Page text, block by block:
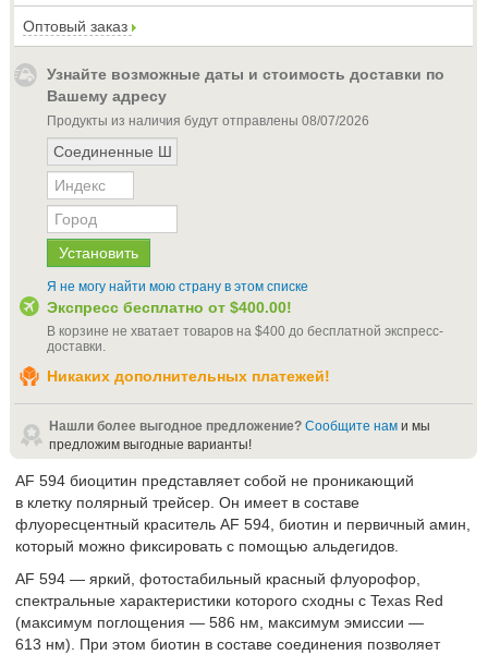
Оптовый заказ
Узнайте возможные даты и стоимость доставки по
Вашему адресу
Продукты из наличия будут отправлены 08/07/2026
Я не могу найти мою страну в этом списке
Экспресс бесплатно от $400.00!
В корзине не хватает товаров на $400 до бесплатной экспресс-
доставки.
Никаких дополнительных платежей!
Нашли более выгодное предложение? Сообщите нам и мы
предложим выгодные варианты!
AF 594 биоцитин представляет собой не проникающий
в клетку полярный трейсер. Он имеет в составе
флуоресцентный краситель AF 594, биотин и первичный амин,
который можно фиксировать с помощью альдегидов.
AF 594 — яркий, фотостабильный красный флуорофор,
спектральные характеристики которого сходны с Texas Red
(максимум поглощения — 586 нм, максимум эмиссии —
613 нм). При этом биотин в составе соединения позволяет